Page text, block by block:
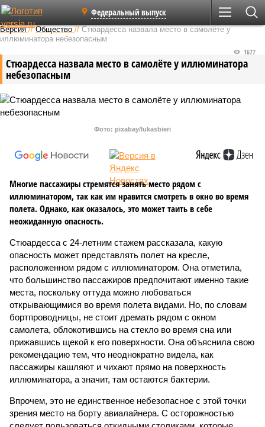
Федеральный выпуск
Версия //Общество //Стюардесса назвала место в самолёте у
иллюминатора небезопасным
Стюардесса назвала место в самолёте у иллюминатора
небезопасным
1677
Фото: pixabay/lukasbieri
Многие пассажиры стремятся занять место рядом с
иллюминатором, так как им нравится смотреть в окно во время
полета. Однако, как оказалось, это может таить в себе
неожиданную опасность.
Стюардесса с 24-летним стажем рассказала, какую
опасность может представлять полет на кресле,
расположенном рядом с иллюминатором. Она отметила,
что большинство пассажиров предпочитают именно такие
места, поскольку оттуда можно любоваться
открывающимися во время полета видами. Но, по словам
бортпроводницы, не стоит дремать рядом с окном
самолета, облокотившись на стекло во время сна или
прижавшись щекой к его поверхности. Она объяснила свою
рекомендацию тем, что неоднократно видела, как
пассажиры кашляют и чихают прямо на поверхность
иллюминатора, а значит, там остаются бактерии.
Впрочем, это не единственное небезопасное с этой точки
зрения место на борту авиалайнера. С осторожностью